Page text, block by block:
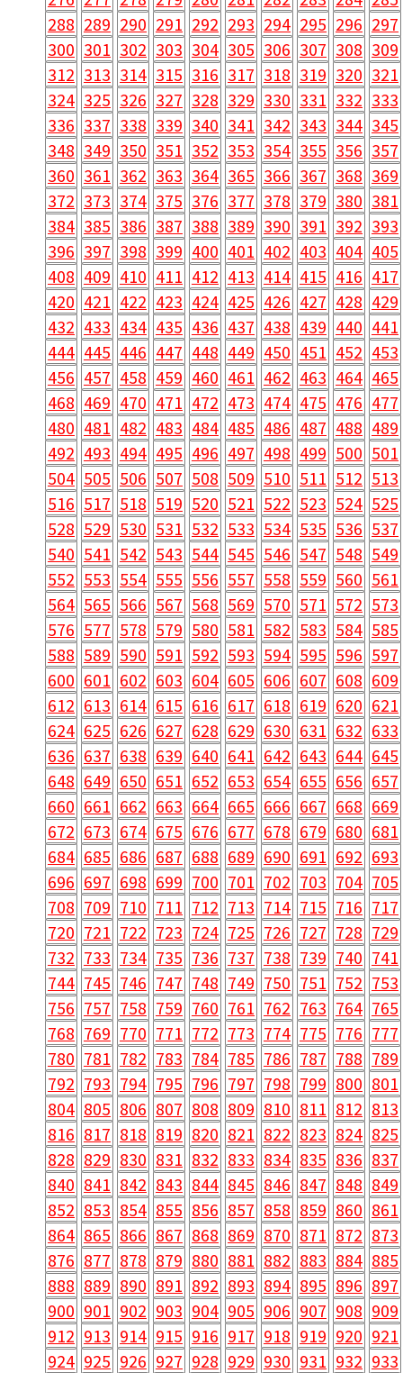
288 289 290 291 292 293 294 295 296 297
300 301 302 303 304 305 306 307 308 309
312 313 314 315 316 317 318 319 320 321
324 325 326 327 328 329 330 331 332 333
336 337 338 339 340 341 342 343 344 345
348 349 350 351 352 353 354 355 356 357
360 361 362 363 364 365 366 367 368 369
372 373 374 375 376 377 378 379 380 381
384 385 386 387 388 389 390 391 392 393
396 397 398 399 400 401 402 403 404 405
408 409 410 411 412 413 414 415 416 417
420 421 422 423 424 425 426 427 428 429
432 433 434 435 436 437 438 439 440 441
444 445 446 447 448 449 450 451 452 453
456 457 458 459 460 461 462 463 464 465
468 469 470 471 472 473 474 475 476 477
480 481 482 483 484 485 486 487 488 489
492 493 494 495 496 497 498 499 500 501
504 505 506 507 508 509 510 511 512 513
516 517 518 519 520 521 522 523 524 525
528 529 530 531 532 533 534 535 536 537
540 541 542 543 544 545 546 547 548 549
552 553 554 555 556 557 558 559 560 561
564 565 566 567 568 569 570 571 572 573
576 577 578 579 580 581 582 583 584 585
588 589 590 591 592 593 594 595 596 597
600 601 602 603 604 605 606 607 608 609
612 613 614 615 616 617 618 619 620 621
624 625 626 627 628 629 630 631 632 633
636 637 638 639 640 641 642 643 644 645
648 649 650 651 652 653 654 655 656 657
660 661 662 663 664 665 666 667 668 669
672 673 674 675 676 677 678 679 680 681
684 685 686 687 688 689 690 691 692 693
696 697 698 699 700 701 702 703 704 705
708 709 710 711 712 713 714 715 716 717
720 721 722 723 724 725 726 727 728 729
732 733 734 735 736 737 738 739 740 741
744 745 746 747 748 749 750 751 752 753
756 757 758 759 760 761 762 763 764 765
768 769 770 771 772 773 774 775 776 777
780 781 782 783 784 785 786 787 788 789
792 793 794 795 796 797 798 799 800 801
804 805 806 807 808 809 810 811 812 813
816 817 818 819 820 821 822 823 824 825
828 829 830 831 832 833 834 835 836 837
840 841 842 843 844 845 846 847 848 849
852 853 854 855 856 857 858 859 860 861
864 865 866 867 868 869 870 871 872 873
876 877 878 879 880 881 882 883 884 885
888 889 890 891 892 893 894 895 896 897
900 901 902 903 904 905 906 907 908 909
912 913 914 915 916 917 918 919 920 921
924 925 926 927 928 929 930 931 932 933